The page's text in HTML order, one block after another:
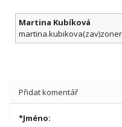
Martina Kubíková
Přidat komentář
*Jméno: